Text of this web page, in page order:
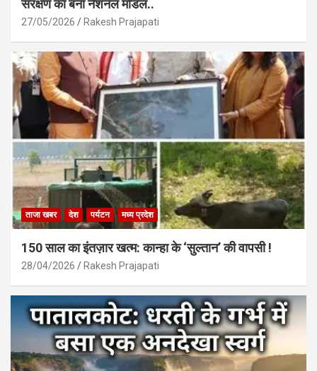
संरक्षण का बना नेशनल मॉडल..
27/05/2026 Rakesh Prajapati
ताजा खबर देश पर्यटन मध्य प्रदेश
150 साल का इंतज़ार खत्म: कान्हा के ‘सुल्तान’ की वापसी !
28/04/2026 Rakesh Prajapati